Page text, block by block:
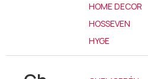
HOME DECOR
HOSSEVEN
HYGE